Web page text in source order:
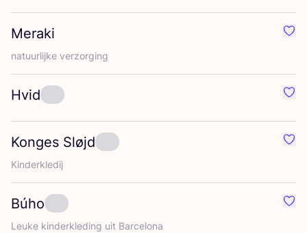
Meraki
natuur­lij­ke verzorging
Hvid
Konges Sløjd
Kin­der­kle­dij
Búho
Leu­ke kin­der­kle­ding uit Barcelona